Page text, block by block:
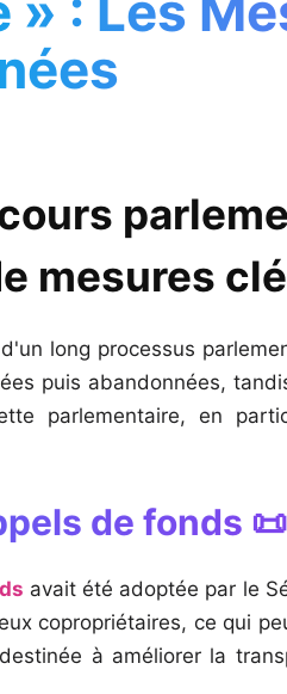
mesures
long processus
puis abandonnées,
parlementaire, en
de fonds 📜
avait été adoptée par le
copropriétaires, ce qui
à améliorer la